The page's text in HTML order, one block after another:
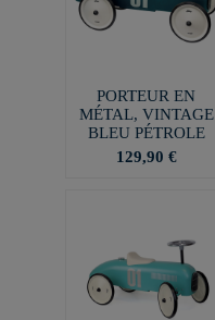
PORTEUR EN
MÉTAL, VINTAGE
BLEU PÉTROLE
129,90 €